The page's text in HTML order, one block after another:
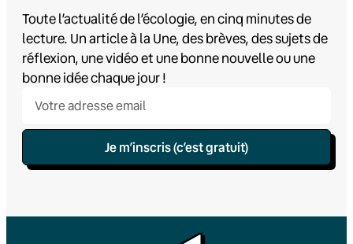
Toute l’actualité de l’écologie, en cinq minutes de
lecture. Un article à la Une, des brèves, des sujets de
réflexion, une vidéo et une bonne nouvelle ou une
bonne idée chaque jour !
Je m’inscris (c’est gratuit)